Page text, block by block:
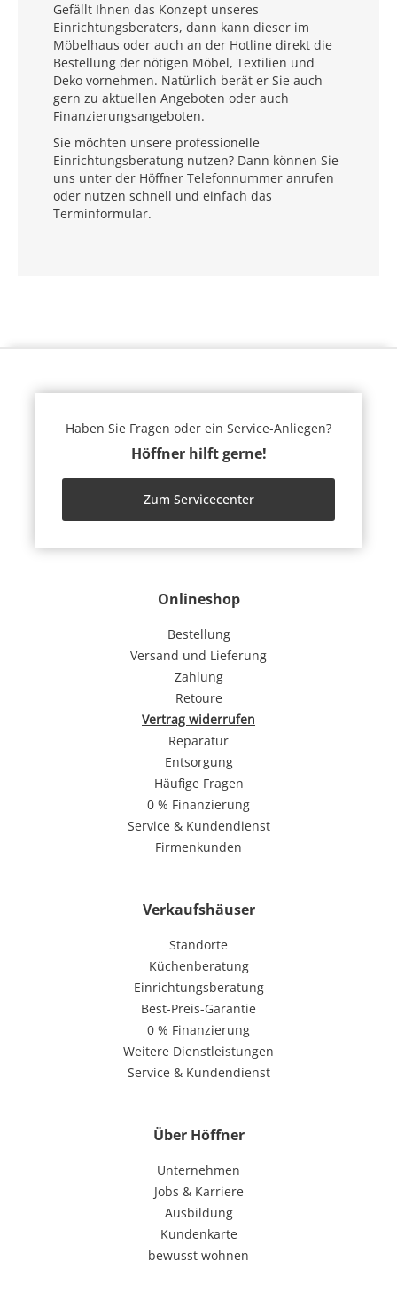
Gefällt Ihnen das Konzept unseres
Einrichtungsberaters, dann kann dieser im
Möbelhaus oder auch an der Hotline direkt die
Bestellung der nötigen Möbel, Textilien und
Deko vornehmen. Natürlich berät er Sie auch
gern zu aktuellen Angeboten oder auch
Finanzierungsangeboten.
Sie möchten unsere professionelle
Einrichtungsberatung nutzen? Dann können Sie
uns unter der Höffner Telefonnummer anrufen
oder nutzen schnell und einfach das
Terminformular.
Onlineshop
Bestellung
Versand und Lieferung
Zahlung
Retoure
Vertrag widerrufen
Reparatur
Entsorgung
Häufige Fragen
0 % Finanzierung
Service & Kundendienst
Firmenkunden
Verkaufshäuser
Standorte
Küchenberatung
Einrichtungsberatung
Best-Preis-Garantie
0 % Finanzierung
Weitere Dienstleistungen
Service & Kundendienst
Über Höffner
Unternehmen
Jobs & Karriere
Ausbildung
Kundenkarte
bewusst wohnen
Haben Sie Fragen oder ein Service-Anliegen?
Höffner hilft gerne!
Zum Servicecenter